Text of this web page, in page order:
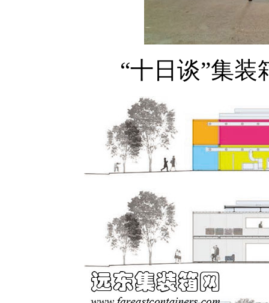
“十日谈”集